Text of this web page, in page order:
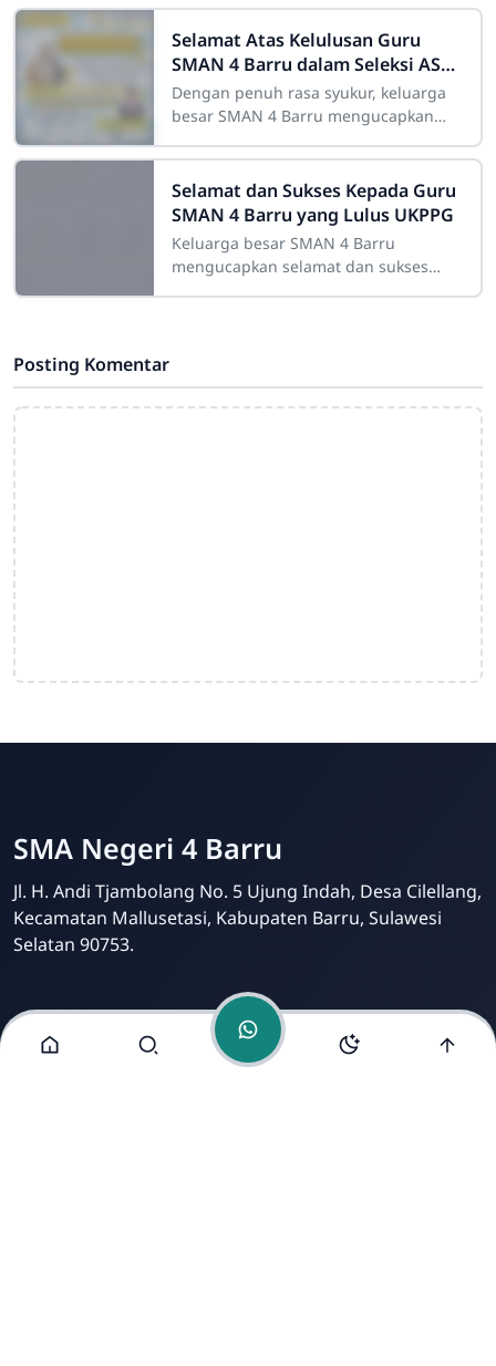
akan mengumumkan hasil kelulusan
bagi siswa kelas XII.
Selamat Atas Kelulusan Guru
SMAN 4 Barru dalam Seleksi ASN
PPPK
Dengan penuh rasa syukur, keluarga
besar SMAN 4 Barru mengucapkan
Gr.atas keberhasilannya lolos sebagai
Guru ASN PPPK
Selamat dan Sukses Kepada Guru
SMAN 4 Barru yang Lulus UKPPG
Keluarga besar SMAN 4 Barru
mengucapkan selamat dan sukses
Posting Komentar
SMA Negeri 4 Barru
Jl. H. Andi Tjambolang No. 5 Ujung Indah, Desa Cilellang,
Kecamatan Mallusetasi, Kabupaten Barru, Sulawesi
Selatan 90753.
Menu Lainnya